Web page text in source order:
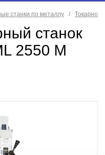
станки по металлу Токарно-
станок
2550 M